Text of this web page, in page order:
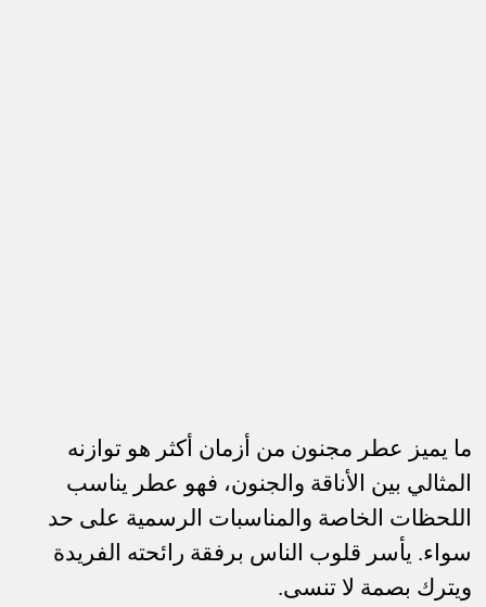
ما يميز عطر مجنون من أزمان أكثر هو توازنه
المثالي بين الأناقة والجنون، فهو عطر يناسب
اللحظات الخاصة والمناسبات الرسمية على حد
سواء. يأسر قلوب الناس برفقة رائحته الفريدة
ويترك بصمة لا تنسى.